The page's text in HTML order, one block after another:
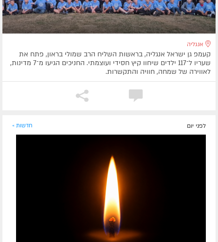
אנגליה
קעמפ גן ישראל אנגליה, בראשות השליח הרב שמולי בראון, פתח את
שעריו ל־117 ילדים שיחוו קיץ חסידי ועוצמתי. החניכים הגיעו מ־7 מדינות,
לאווירה של שמחה, חוויה והתקשרות.
לפני יום חדשות »